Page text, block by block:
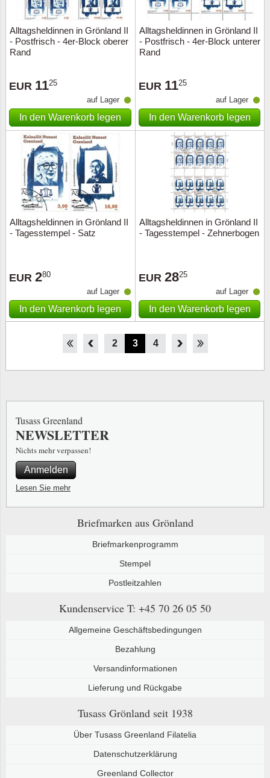
Alltagsheldinnen in Grönland II
- Postfrisch - 4er-Block oberer
Rand
EUR 1125
auf Lager
In den Warenkorb legen
Alltagsheldinnen in Grönland II
- Postfrisch - 4er-Block unterer
Rand
EUR 1125
auf Lager
In den Warenkorb legen
Alltagsheldinnen in Grönland II
- Tagesstempel - Satz
EUR 280
auf Lager
In den Warenkorb legen
Alltagsheldinnen in Grönland II
- Tagesstempel - Zehnerbogen
EUR 2825
auf Lager
In den Warenkorb legen
1 2 3 4 5 6
Briefmarken aus Grönland
Briefmarkenprogramm
Stempel
Postleitzahlen
Kundenservice T: +45 70 26 05 50
Allgemeine Geschäftsbedingungen
Bezahlung
Versandinformationen
Lieferung und Rückgabe
Tusass Grönland seit 1938
Über Tusass Greenland Filatelia
Datenschutzerklärung
Greenland Collector
Tusass Greenland
NEWSLETTER
Nichts mehr verpassen!
Anmelden
Lesen Sie mehr